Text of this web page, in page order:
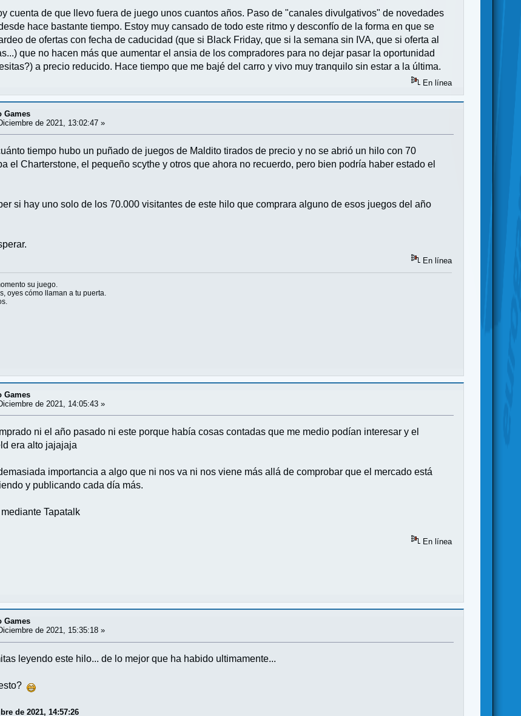
cuenta de que llevo fuera de juego unos cuantos años. Paso de "canales divulgativos" de novedades
hace bastante tiempo. Estoy muy cansado de todo este ritmo y desconfío de la forma en que se
de ofertas con fecha de caducidad (que si Black Friday, que si la semana sin IVA, que si oferta al
que no hacen más que aumentar el ansia de los compradores para no dejar pasar la oportunidad
a precio reducido. Hace tiempo que me bajé del carro y vivo muy tranquilo sin estar a la última.
En línea
Games
de 2021, 13:02:47 »
tiempo hubo un puñado de juegos de Maldito tirados de precio y no se abrió un hilo con 70
el Charterstone, el pequeño scythe y otros que ahora no recuerdo, pero bien podría haber estado el
si hay uno solo de los 70.000 visitantes de este hilo que comprara alguno de esos juegos del año
En línea
su juego.
oyes cómo llaman a tu puerta.
Games
de 2021, 14:05:43 »
ni el año pasado ni este porque había cosas contadas que me medio podían interesar y el
era alto jajajaja
importancia a algo que ni nos va ni nos viene más allá de comprobar que el mercado está
y publicando cada día más.
Tapatalk
En línea
Games
de 2021, 15:35:18 »
leyendo este hilo... de lo mejor que ha habido ultimamente...
esto?
de 2021, 14:57:26